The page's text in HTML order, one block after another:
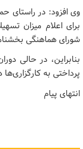
وی افزود: در راستای
برای اعلام میزان
شورای هماهنگی
بنابراین، در حالی
پرداختی به
انتهای پیام